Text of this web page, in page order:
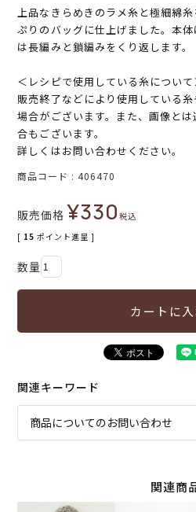
上品なきらめきのラメ糸と極細綿
ぷりのバッグに仕上げました。本
は長編みと鎖編みをくり返します。
＜レシピで使用している糸について
販売終了などにより使用している
場合がございます。また、画像と
合もございます。
詳しくはお問い合わせください。
商品コード 406470
販売価格 ¥330税込
[ 15 ポイント進呈 ]
カートに入
関連キーワード
商品についてのお問い合わせ
関連商